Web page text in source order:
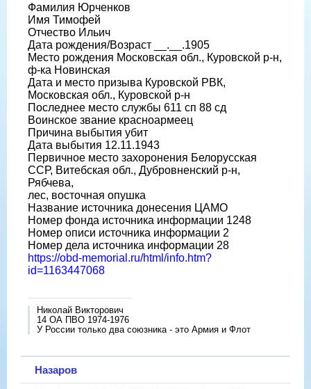
Фамилия Юрченков
Имя Тимофей
Отчество Ильич
Дата рождения/Возраст __.__.1905
Место рождения Московская обл., Куровской р-н,
ф-ка Новинская
Дата и место призыва Куровской РВК,
Московская обл., Куровской р-н
Последнее место службы 611 сп 88 сд
Воинское звание красноармеец
Причина выбытия убит
Дата выбытия 12.11.1943
Первичное место захоронения Белорусская
ССР, Витебская обл., Дубровненский р-н,
Рябчева,
лес, восточная опушка
Название источника донесения ЦАМО
Номер фонда источника информации 1248
Номер описи источника информации 2
Номер дела источника информации 28
https://obd-memorial.ru/html/info.htm?
id=1163447068
Николай Викторович
14 ОА ПВО 1974-1976
У России только два союзника - это Армия и Флот
Назаров